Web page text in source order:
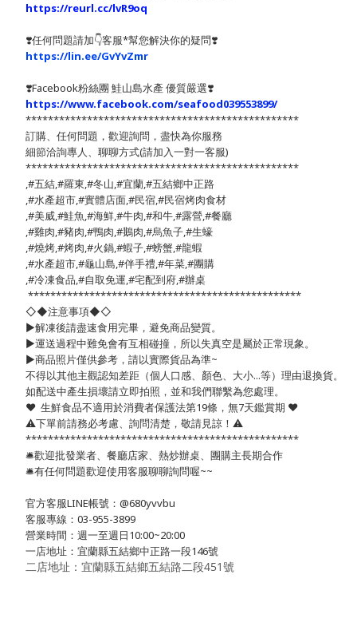
https://reurl.cc/lvR9oq
❣️任何問題請加👇客服*幫您解決你的疑問❣️
https://lin.ee/GvYvZmr
❣️Facebook粉絲團 鮭山島水產 優質嚴選❣️
https://www.facebook.com/seafood039553899/
*************************************************
訂購、任何問題，歡迎詢問，盡快為你服務
細節洽詢專人、聊聊方式(請加入一對一客服)
*************************************************
,#五結,#羅東,#冬山,#宜蘭,#五結鄉中正路
,#水產超市,#實體店面,#民宿,#民宿烤肉食材
,#美威,#鮭魚,#海鮮,#牛肉,#和牛,#露營,#餐廳
,#雞肉,#豬肉,#鴨肉,#鵝肉,#烏魚子,#生蠔
,#燒烤,#烤肉,#火鍋,#蝦子,#螃蟹,#龍蝦
,#水產超市,#龜山島,#伴手禮,#年菜,#團購
,#冷凍食品,#自取免運,#宅配到府,#辦桌
*************************************************
◇◆注意事項◆◇
▶️解凍後請盡速食用完畢，避免商品變質。
▶️運送過程中難免會有互相碰撞，所以失真空是屬於正常現象。
▶️商品照片僅供參考，請以實際貨品為準~
不得以其他主觀認知差距（個人口感、顏色、大小...等）理由退換貨。
如配送中產生損壞請立即拍照，並和我們聯繫為您處理。
❤️ 生鮮食品不適用於消費者保護法第19條，無7天鑑賞期 ❤️
⚠️下單前請務必考慮、詢問清楚，敬請見諒！⚠️
*************************************************
🛎歡迎批發業者、餐廳店家、熱炒辦桌、團購主長期合作
🛎有任何問題歡迎使用客服聊聊詢問喔~~
官方客服LINE帳號：@680yvvbu
客服專線：03-955-3899
營業時間：週一至週日10:00~20:00
一店地址：宜蘭縣五結鄉中正路一段146號
二店地址：宜蘭縣五結鄉五結路二段451號